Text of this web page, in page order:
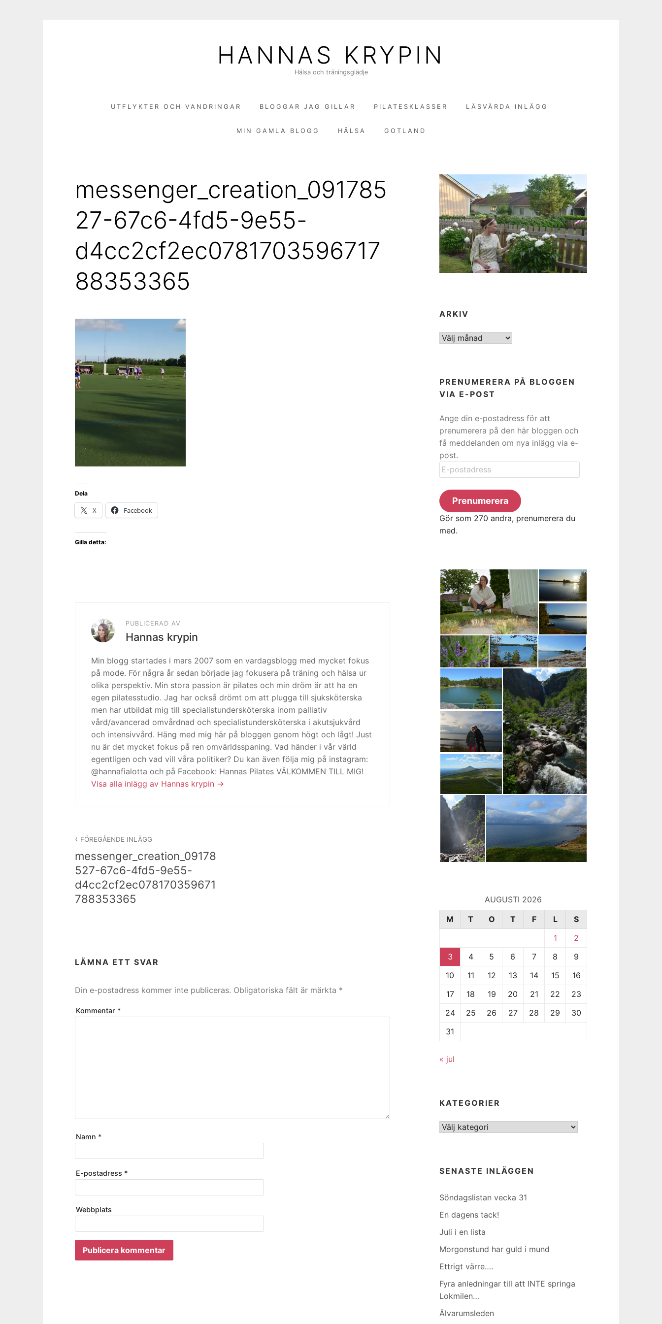
HANNAS KRYPIN
Hälsa och träningsglädje
UTFLYKTER OCH VANDRINGAR BLOGGAR JAG GILLAR PILATESKLASSER LÄSVÄRDA INLÄGG
MIN GAMLA BLOGG HÄLSA GOTLAND
messenger_creation_091785
27-67c6-4fd5-9e55-
d4cc2cf2ec0781703596717
88353365
Dela
X Facebook
Gilla detta:
PUBLICERAD AV
Hannas krypin
Min blogg startades i mars 2007 som en vardagsblogg med mycket fokus
på mode. För några år sedan började jag fokusera på träning och hälsa ur
olika perspektiv. Min stora passion är pilates och min dröm är att ha en
egen pilatesstudio. Jag har också drömt om att plugga till sjuksköterska
men har utbildat mig till specialistundersköterska inom palliativ
vård/avancerad omvårdnad och specialistundersköterska i akutsjukvård
och intensivvård. Häng med mig här på bloggen genom högt och lågt! Just
nu är det mycket fokus på ren omvärldsspaning. Vad händer i vår värld
egentligen och vad vill våra politiker? Du kan även följa mig på instagram:
@hannafialotta och på Facebook: Hannas Pilates VÄLKOMMEN TILL MIG!
Visa alla inlägg av Hannas krypin
FÖREGÅENDE INLÄGG
messenger_creation_09178
527-67c6-4fd5-9e55-
d4cc2cf2ec078170359671
788353365
LÄMNA ETT SVAR
Din e-postadress kommer inte publiceras. Obligatoriska fält är märkta *
Kommentar *
Namn *
E-postadress *
Webbplats
ARKIV
ARKIV
PRENUMERERA PÅ BLOGGEN
VIA E-POST
Ange din e-postadress för att
prenumerera på den här bloggen och
få meddelanden om nya inlägg via e-
post.
E-
postadress
Prenumerera
Gör som 270 andra, prenumerera du
med.
AUGUSTI 2026
M
T O T F L
S
1
2
3
4 5 6 7 8
9
10
11 12 13 14 15
16
17
18 19 20 21 22
23
24
25 26 27 28 29
30
31
« jul
KATEGORIER
Kategorier
SENASTE INLÄGGEN
Söndagslistan vecka 31
En dagens tack!
Juli i en lista
Morgonstund har guld i mund
Ettrigt värre….
Fyra anledningar till att INTE springa
Lokmilen…
Älvarumsleden